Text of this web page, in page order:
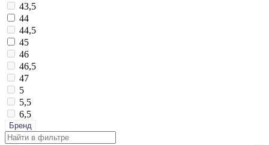
43,5
44
44,5
45
46
46,5
47
5
5,5
6,5
Бренд